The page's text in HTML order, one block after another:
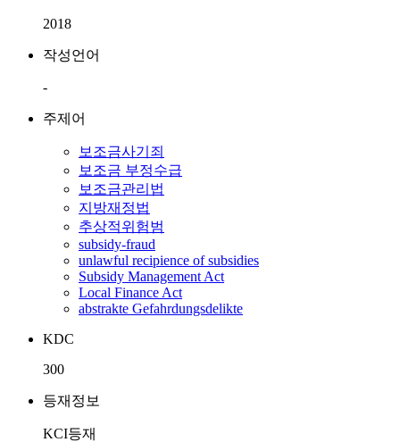
2018
작성언어
-
주제어
보조금사기죄
보조금 부정수급
보조금관리법
지방재정법
추상적위험범
subsidy-fraud
unlawful recipience of subsidies
Subsidy Management Act
Local Finance Act
abstrakte Gefahrdungsdelikte
KDC
300
등재정보
KCI등재